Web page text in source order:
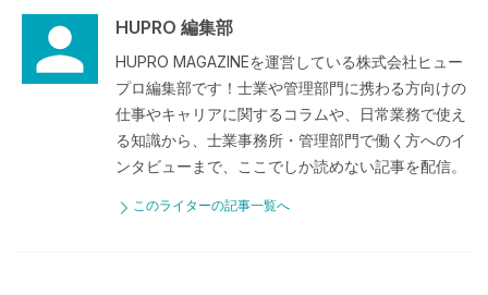
HUPRO 編集部
HUPRO MAGAZINEを運営している株式会社ヒュー
プロ編集部です！士業や管理部門に携わる方向けの
仕事やキャリアに関するコラムや、日常業務で使え
る知識から、士業事務所・管理部門で働く方へのイ
ンタビューまで、ここでしか読めない記事を配信。
このライターの記事一覧へ